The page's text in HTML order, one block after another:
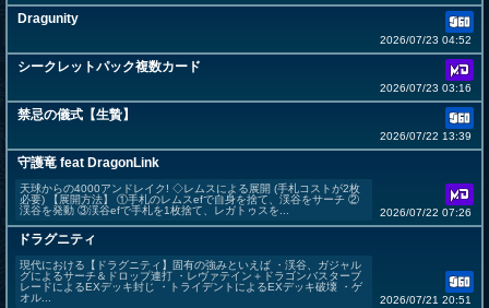
Dragunity
2026/07/23 04:52
シークレットパック複数カード
2026/07/23 03:16
禁忌の儀式【生贄】
2026/07/22 13:39
守護竜 feat DragonLink
天球からの4000アンドレイク! ◇レムスによる展開 (手札コストが2枚
必要) 【展開方法】 ①手札のレムスefで自身を捨て、渓谷をサーチ ②
渓谷を発動 ③渓谷efで手札を1枚捨て、レガトゥスを...
2026/07/22 07:26
ドラグニティ
現代における【ドラグニティ】固有の強みといえば ・渓谷、ガジャル
グによるサーチ＆ドロップ連打 ・レヴァテイン＋ドラゴンバスターブ
レードによるEXデッキ封じ ・トライデントによるEXデッキ破壊 ・ゲ
オル...
2026/07/21 20:51